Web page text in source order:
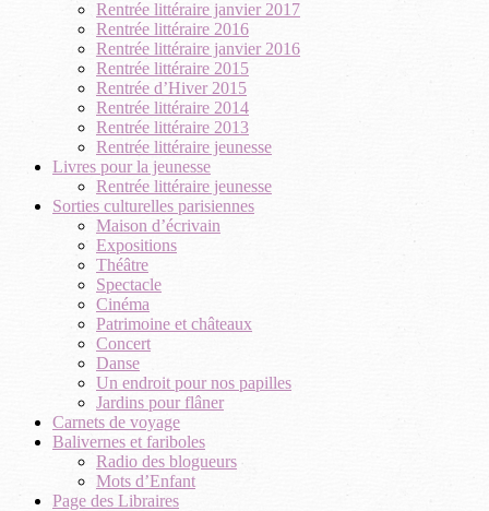
Rentrée littéraire janvier 2017
Rentrée littéraire 2016
Rentrée littéraire janvier 2016
Rentrée littéraire 2015
Rentrée d’Hiver 2015
Rentrée littéraire 2014
Rentrée littéraire 2013
Rentrée littéraire jeunesse
Livres pour la jeunesse
Rentrée littéraire jeunesse
Sorties culturelles parisiennes
Maison d’écrivain
Expositions
Théâtre
Spectacle
Cinéma
Patrimoine et châteaux
Concert
Danse
Un endroit pour nos papilles
Jardins pour flâner
Carnets de voyage
Balivernes et fariboles
Radio des blogueurs
Mots d’Enfant
Page des Libraires